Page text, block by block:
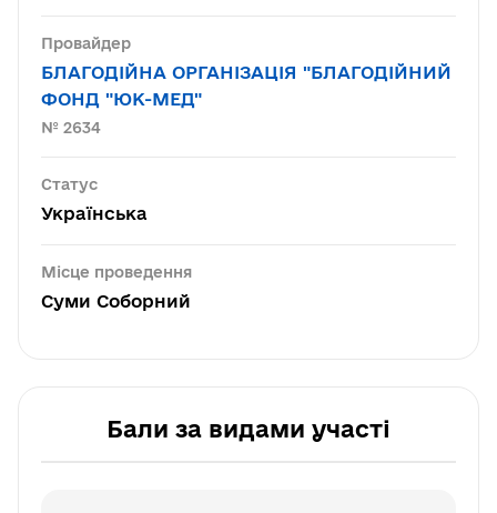
Провайдер
БЛАГОДІЙНА ОРГАНІЗАЦІЯ "БЛАГОДІЙНИЙ
ФОНД "ЮК-МЕД"
№ 2634
Статус
Українська
Місце проведення
Суми Соборний
Бали за видами участі